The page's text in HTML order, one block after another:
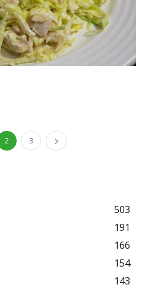
2 3
503
191
166
154
143